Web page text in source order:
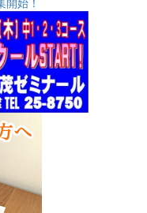
開始！